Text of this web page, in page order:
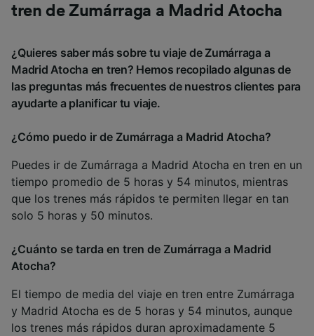
tren de Zumárraga a Madrid Atocha
¿Quieres saber más sobre tu viaje de Zumárraga a
Madrid Atocha en tren? Hemos recopilado algunas de
las preguntas más frecuentes de nuestros clientes para
ayudarte a planificar tu viaje.
¿Cómo puedo ir de Zumárraga a Madrid Atocha?
Puedes ir de Zumárraga a Madrid Atocha en tren en un
tiempo promedio de 5 horas y 54 minutos, mientras
que los trenes más rápidos te permiten llegar en tan
solo 5 horas y 50 minutos.
¿Cuánto se tarda en tren de Zumárraga a Madrid
Atocha?
El tiempo de media del viaje en tren entre Zumárraga
y Madrid Atocha es de 5 horas y 54 minutos, aunque
los trenes más rápidos duran aproximadamente 5